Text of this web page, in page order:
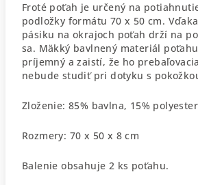
Froté poťah je určený na
podložky formátu 70 x 50 cm.
pásiku na okrajoch poťah drží na
sa. Mäkký bavlnený materiál
príjemný a zaistí, že ho
nebude studiť pri dotyku s
Zloženie: 85% bavlna, 15% polyester
Rozmery: 70 x 50 x 8 cm
Balenie obsahuje 2 ks poťahu.